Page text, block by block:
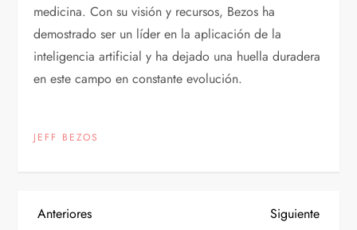
medicina. Con su visión y recursos, Bezos ha
demostrado ser un líder en la aplicación de la
inteligencia artificial y ha dejado una huella duradera
en este campo en constante evolución.
JEFF BEZOS
N
Entrada
Anteriores
Siguiente